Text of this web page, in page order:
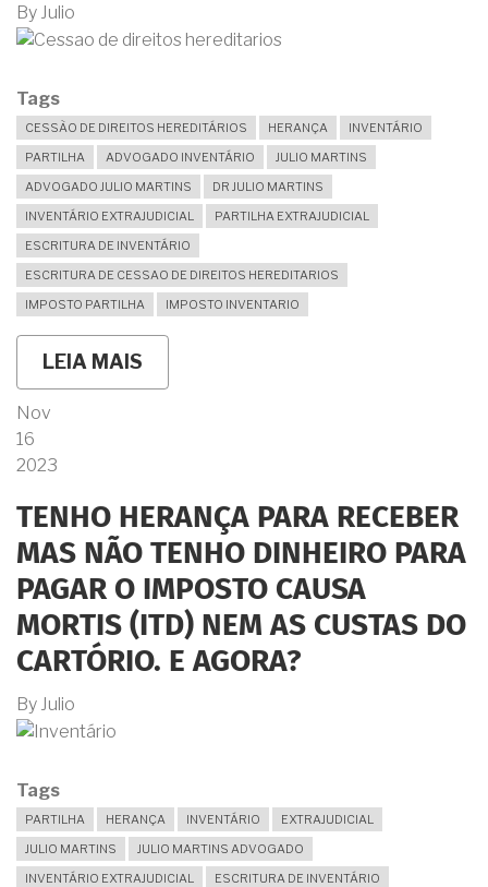
MESMO
By Julio
Tags
CESSÃO DE DIREITOS HEREDITÁRIOS HERANÇA
INVENTÁRIO
PARTILHA
ADVOGADO INVENTÁRIO
JULIO MARTINS
ADVOGADO JULIO MARTINS
DR JULIO MARTINS
INVENTÁRIO EXTRAJUDICIAL
PARTILHA EXTRAJUDICIAL
ESCRITURA DE INVENTÁRIO
ESCRITURA DE CESSAO DE DIREITOS HEREDITARIOS
IMPOSTO PARTILHA
IMPOSTO INVENTARIO
LEIA MAIS
À
VENDA
MAS
SOMENTE
POR
“CESSÃO
DE
DIREITOS
HEREDITÁRIOS”.
Nov
16
2023
TENHO HERANÇA PARA RECEBER
MAS NÃO TENHO DINHEIRO PARA
PAGAR O IMPOSTO CAUSA
MORTIS (ITD) NEM AS CUSTAS DO
CARTÓRIO. E AGORA?
By Julio
Tags
PARTILHA HERANÇA INVENTÁRIO
EXTRAJUDICIAL
JULIO MARTINS
JULIO MARTINS ADVOGADO
INVENTÁRIO EXTRAJUDICIAL
ESCRITURA DE INVENTÁRIO